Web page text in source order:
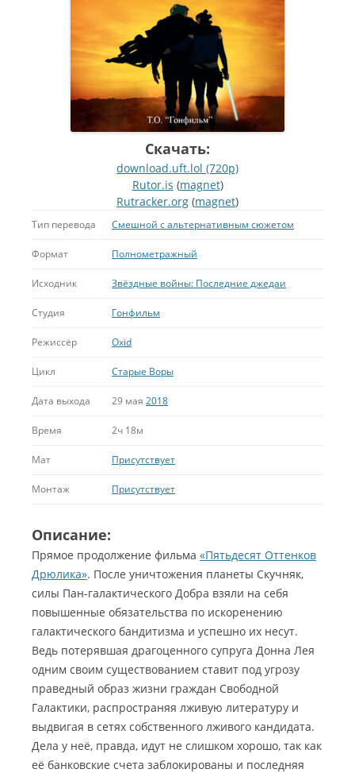
Скачать:
download.uft.lol (720p)
Rutor.is (magnet)
Rutracker.org (magnet)
Тип перевода Смешной с альтернативным сюжетом
Формат Полнометражный
Исходник Звёздные войны: Последние джедаи
Студия Гонфильм
Режиссёр Oxid
Цикл Старые Воры
Дата выхода 29 мая 2018
Время 2ч 18м
Мат Присутствует
Монтаж Присутствует
Описание:
Прямое продолжение фильма «Пятьдесят Оттенков
Дрюлика». После уничтожения планеты Скучняк,
силы Пан-галактического Добра взяли на себя
повышенные обязательства по искоренению
галактического бандитизма и успешно их несут.
Ведь потерявшая драгоценного супруга Донна Лея
одним своим существованием ставит под угрозу
праведный образ жизни граждан Свободной
Галактики, распространяя лживую литературу и
выдвигая в сетях собственного лживого кандидата.
Дела у неё, правда, идут не слишком хорошо, так как
её банковские счета заблокированы и последняя